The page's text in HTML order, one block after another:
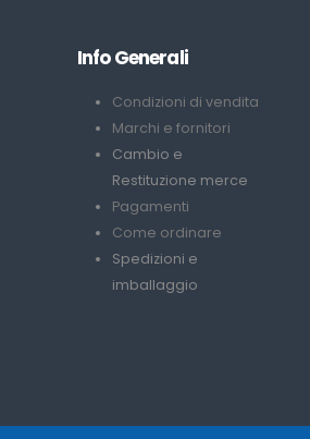
Info Generali
Condizioni di vendita
Marchi e fornitori
Cambio e
Restituzione merce
Pagamenti
Come ordinare
Spedizioni e
imballaggio